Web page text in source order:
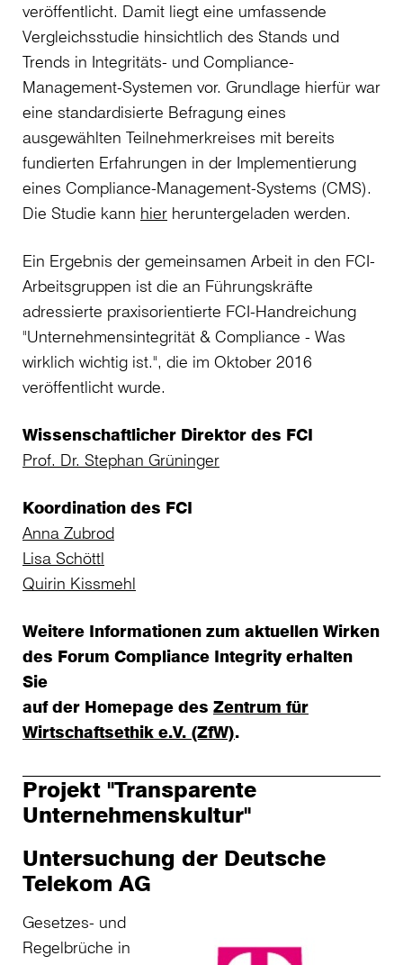
veröffentlicht. Damit liegt eine umfassende
Vergleichsstudie hinsichtlich des Stands und
Trends in Integritäts- und Compliance-
Management-Systemen vor. Grundlage hierfür war
eine standardisierte Befragung eines
ausgewählten Teilnehmerkreises mit bereits
fundierten Erfahrungen in der Implementierung
eines Compliance-Management-Systems (CMS).
Die Studie kann hier heruntergeladen werden.
Ein Ergebnis der gemeinsamen Arbeit in den FCI-
Arbeitsgruppen ist die an Führungskräfte
adressierte praxisorientierte FCI-Handreichung
"Unternehmensintegrität & Compliance - Was
wirklich wichtig ist.", die im Oktober 2016
veröffentlicht wurde.
Wissenschaftlicher Direktor des FCI
Prof. Dr. Stephan Grüninger
Koordination des FCI
Anna Zubrod
Lisa Schöttl
Quirin Kissmehl
Weitere Informationen zum aktuellen Wirken
des Forum Compliance Integrity erhalten
Sie
auf der Homepage des Zentrum für
Wirtschaftsethik e.V. (ZfW).
Projekt "Transparente
Unternehmenskultur"
Untersuchung der Deutsche
Telekom AG
Gesetzes- und
Regelbrüche in